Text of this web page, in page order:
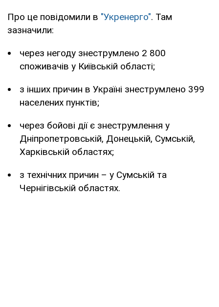
Про це повідомили в "Укренерго". Там
зазначили:
через негоду знеструмлено 2 800
споживачів у Київській області;
з інших причин в Україні знеструмлено 399
населених пунктів;
через бойові дії є знеструмлення у
Дніпропетровській, Донецькій, Сумській,
Харківській областях;
з технічних причин – у Сумській та
Чернігівській областях.